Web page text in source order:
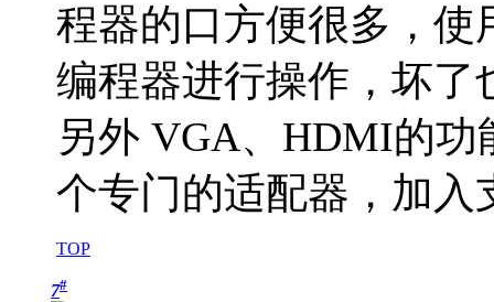
程器的口方便很多，使
编程器进行操作，坏了
另外 VGA、HDMI的
个专门的适配器，加入
TOP
7#